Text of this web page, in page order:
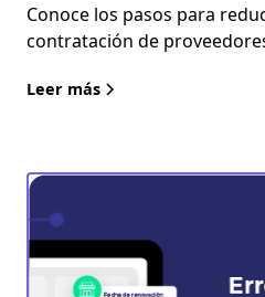
Conoce los pasos para
contratación de
Leer más